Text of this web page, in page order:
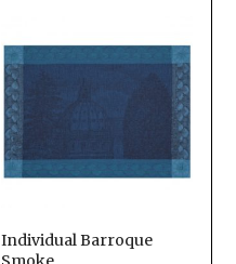
Individual Barroque